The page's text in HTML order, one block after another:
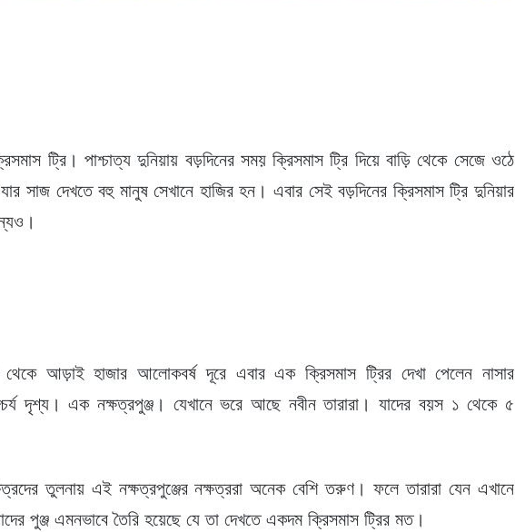
ট্রি। পাশ্চাত্য দুনিয়ায় বড়দিনের সময় ক্রিসমাস ট্রি দিয়ে বাড়ি থেকে সেজে ওঠে
সাজ দেখতে বহু মানুষ সেখানে হাজির হন। এবার সেই বড়দিনের ক্রিসমাস ট্রি দুনিয়ার
থেকে আড়াই হাজার আলোকবর্ষ দূরে এবার এক ক্রিসমাস ট্রির দেখা পেলেন নাসার
দৃশ্য। এক নক্ষত্রপুঞ্জ। যেখানে ভরে আছে নবীন তারারা। যাদের বয়স ১ থেকে ৫
তুলনায় এই নক্ষত্রপুঞ্জের নক্ষত্ররা অনেক বেশি তরুণ। ফলে তারারা যেন এখানে
পুঞ্জ এমনভাবে তৈরি হয়েছে যে তা দেখতে একদম ক্রিসমাস ট্রির মত।